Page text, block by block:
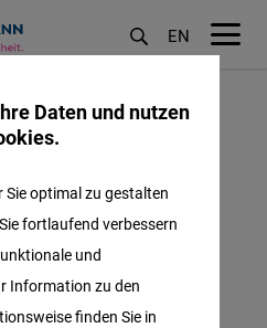
EN
Dialog:
will
die
Daten und nutzen
Sie optimal zu gestalten
fortlaufend verbessern
und
Information zu den
finden Sie in